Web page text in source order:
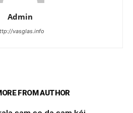
Admin
vasglas.info
FROM AUTHOR